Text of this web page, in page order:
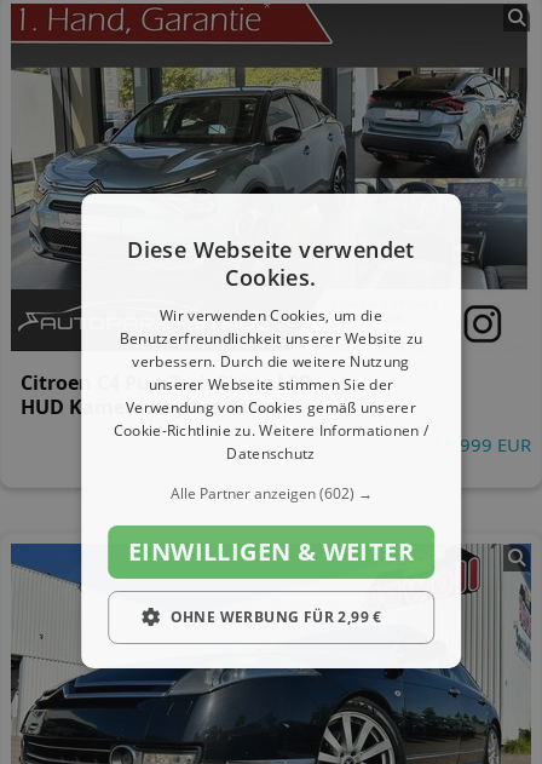
Citroen C4 PureTech Shine LED
HUD Kamera Keyless Assist
15.999 EUR
Diese Webseite verwendet
Cookies.
Wir verwenden Cookies, um die
Benutzerfreundlichkeit unserer Website zu
verbessern. Durch die weitere Nutzung
unserer Webseite stimmen Sie der
Verwendung von Cookies gemäß unserer
Cookie-Richtlinie zu.Weitere Informationen /
Datenschutz
Alle Partner anzeigen(602) →
EINWILLIGEN & WEITER
OHNE WERBUNG FÜR 2,99 €